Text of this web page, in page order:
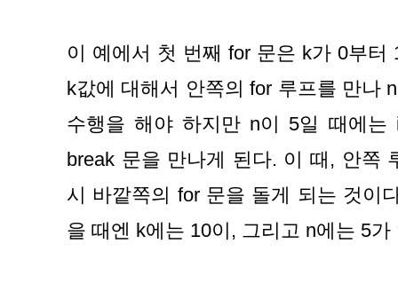
이 예에서 첫 번째 for 문은 k가 0부터
k값에 대해서 안쪽의 for 루프를 만나
수행을 해야 하지만 n이 5일 때에는
break 문을 만나게 된다. 이 때, 안쪽
시 바깥쪽의 for 문을 돌게 되는 것이
을 때엔 k에는 10이, 그리고 n에는 5